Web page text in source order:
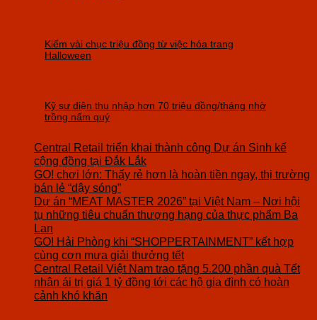
Kiếm vài chục triệu đồng từ việc hóa trang
Halloween
Kỹ sư điện thu nhập hơn 70 triệu đồng/tháng nhờ
trồng nấm quý
Central Retail triển khai thành công Dự án Sinh kế
cộng đồng tại Đắk Lắk
GO! chơi lớn: Thấy rẻ hơn là hoàn tiền ngay, thị trường
bán lẻ “dậy sóng”
Dự án “MEAT MASTER 2026” tại Việt Nam – Nơi hội
tụ những tiêu chuẩn thượng hạng của thực phẩm Ba
Lan
GO! Hải Phòng khi “SHOPPERTAINMENT” kết hợp
cùng cơn mưa giải thưởng tết
Central Retail Việt Nam trao tặng 5.200 phần quà Tết
nhân ái trị giá 1 tỷ đồng tới các hộ gia đình có hoàn
cảnh khó khăn